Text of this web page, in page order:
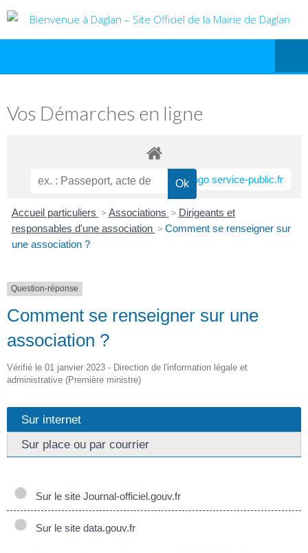
Vos Démarches en ligne
Accueil particuliers > Associations > Dirigeants et
responsables d'une association > Comment se renseigner sur
une association ?
Question-réponse
Comment se renseigner sur une
association ?
Vérifié le 01 janvier 2023 - Direction de l'information légale et
administrative (Première ministre)
Sur internet
Sur place ou par courrier
Sur le site Journal-officiel.gouv.fr
Sur le site data.gouv.fr